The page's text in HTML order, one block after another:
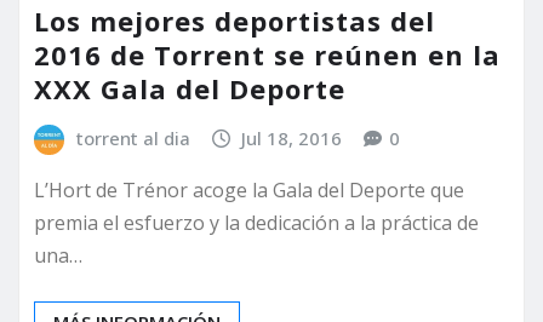
Los mejores deportistas del
2016 de Torrent se reúnen en la
XXX Gala del Deporte
torrent al dia Jul 18, 2016 0
L’Hort de Trénor acoge la Gala del Deporte que
premia el esfuerzo y la dedicación a la práctica de
una…